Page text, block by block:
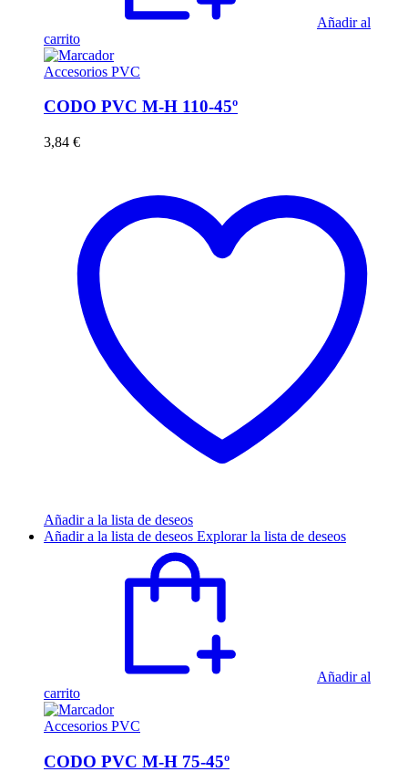
Añadir al
carrito
Accesorios PVC
CODO PVC M-H 110-45º
3,84 €
Añadir a la lista de deseos
Añadir a la lista de deseos Explorar la lista de deseos
Añadir al
carrito
Accesorios PVC
CODO PVC M-H 75-45º